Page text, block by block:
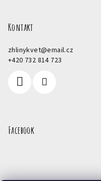
Kontakt
zhlinykvet@email.cz
+420 732 814 723
Facebook